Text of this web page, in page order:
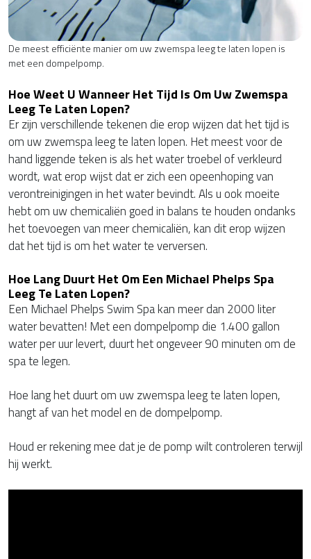
De meest efficiënte manier om uw zwemspa leeg te laten lopen is
met een dompelpomp.
Hoe Weet U Wanneer Het Tijd Is Om Uw Zwemspa
Leeg Te Laten Lopen?
Er zijn verschillende tekenen die erop wijzen dat het tijd is
om uw zwemspa leeg te laten lopen. Het meest voor de
hand liggende teken is als het water troebel of verkleurd
wordt, wat erop wijst dat er zich een opeenhoping van
verontreinigingen in het water bevindt. Als u ook moeite
hebt om uw chemicaliën goed in balans te houden ondanks
het toevoegen van meer chemicaliën, kan dit erop wijzen
dat het tijd is om het water te verversen.
Hoe Lang Duurt Het Om Een Michael Phelps Spa
Leeg Te Laten Lopen?
Een Michael Phelps Swim Spa kan meer dan 2000 liter
water bevatten! Met een dompelpomp die 1.400 gallon
water per uur levert, duurt het ongeveer 90 minuten om de
spa te legen.
Hoe lang het duurt om uw zwemspa leeg te laten lopen,
hangt af van het model en de dompelpomp.
Houd er rekening mee dat je de pomp wilt controleren terwijl
hij werkt.